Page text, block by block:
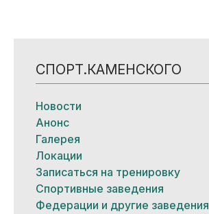
СПОРТ.КАМЕНСКОГО
Новости
Анонс
Галерея
Локации
Записаться на тренировку
Спортивные заведения
Федерации и другие заведения